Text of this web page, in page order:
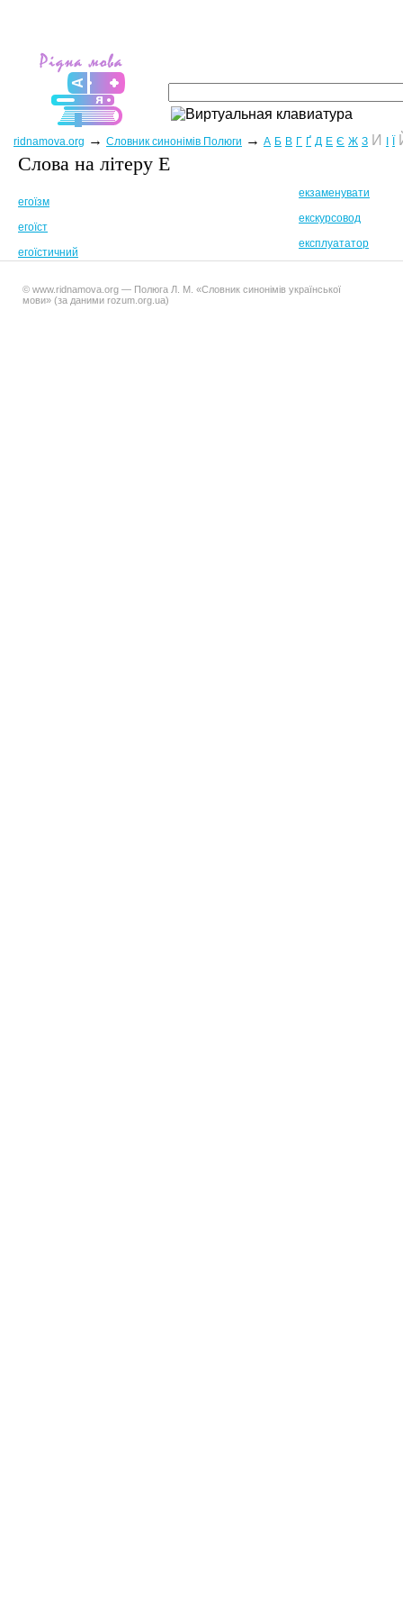
ridnamova.org → Словник синонімів Полюги → А Б В Г Ґ Д Е Є Ж З И
Слова на лiтеру Е
егоїзм
егоїст
егоїстичний
екзаменувати
екскурсовод
експлуататор
© www.ridnamova.org — Полюга Л. М. «Словник синонімів української
мови» (за даними rozum.org.ua)